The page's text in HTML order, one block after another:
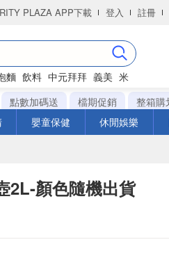
PLAZA APP下載 登入 註冊
麵 飲料 中元拜拜 義美 米
點數加碼送 檔期促銷 整箱購
嬰童保健 休閒娛樂
2L-顏色隨機出貨